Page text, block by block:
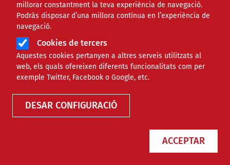
millorar constantment la teva experiència de navegació.
Podràs disposar d’una millora contínua en l’experiència de
navegació.
Cookies de tercers
Aquestes cookies pertanyen a altres serveis utilitzats al
web, els quals ofereixen diferents funcionalitats com per
exemple Twitter, Facebook o Google, etc.
DESAR CONFIGURACIÓ
ACCEPTAR
Finançament
Tipus